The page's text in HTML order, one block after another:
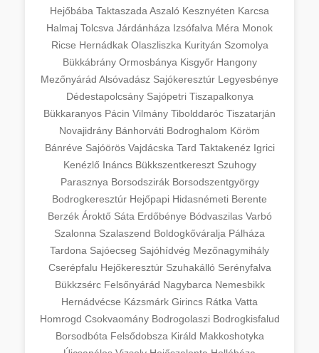
Hejőbába Taktaszada Aszaló Kesznyéten Karcsa
Halmaj Tolcsva Járdánháza Izsófalva Méra Monok
Ricse Hernádkak Olaszliszka Kurityán Szomolya
Bükkábrány Ormosbánya Kisgyőr Hangony
Mezőnyárád Alsóvadász Sajókeresztúr Legyesbénye
Dédestapolcsány Sajópetri Tiszapalkonya
Bükkaranyos Pácin Vilmány Tibolddaróc Tiszatarján
Novajidrány Bánhorváti Bodroghalom Köröm
Bánréve Sajóörös Vajdácska Tard Taktakenéz Igrici
Kenézlő Ináncs Bükkszentkereszt Szuhogy
Parasznya Borsodszirák Borsodszentgyörgy
Bodrogkeresztúr Hejőpapi Hidasnémeti Berente
Berzék Ároktő Sáta Erdőbénye Bódvaszilas Varbó
Szalonna Szalaszend Boldogkőváralja Pálháza
Tardona Sajóecseg Sajóhídvég Mezőnagymihály
Cserépfalu Hejőkeresztúr Szuhakálló Serényfalva
Bükkzsérc Felsőnyárád Nagybarca Nemesbikk
Hernádvécse Kázsmárk Girincs Rátka Vatta
Homrogd Csokvaomány Bodrogolaszi Bodrogkisfalud
Borsodbóta Felsődobsza Királd Makkoshotyka